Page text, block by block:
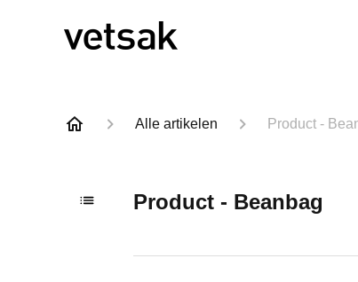
Alle artikelen Product -
Product - Beanbag